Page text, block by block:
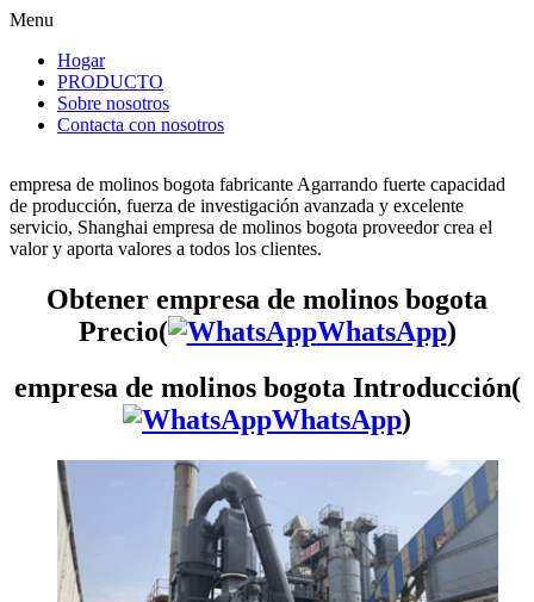
Menu
Hogar
PRODUCTO
Sobre nosotros
Contacta con nosotros
empresa de molinos bogota fabricante Agarrando fuerte capacidad
de producción, fuerza de investigación avanzada y excelente
servicio, Shanghai empresa de molinos bogota proveedor crea el
valor y aporta valores a todos los clientes.
Obtener empresa de molinos bogota
Precio(
WhatsApp)
empresa de molinos bogota Introducción(
WhatsApp)